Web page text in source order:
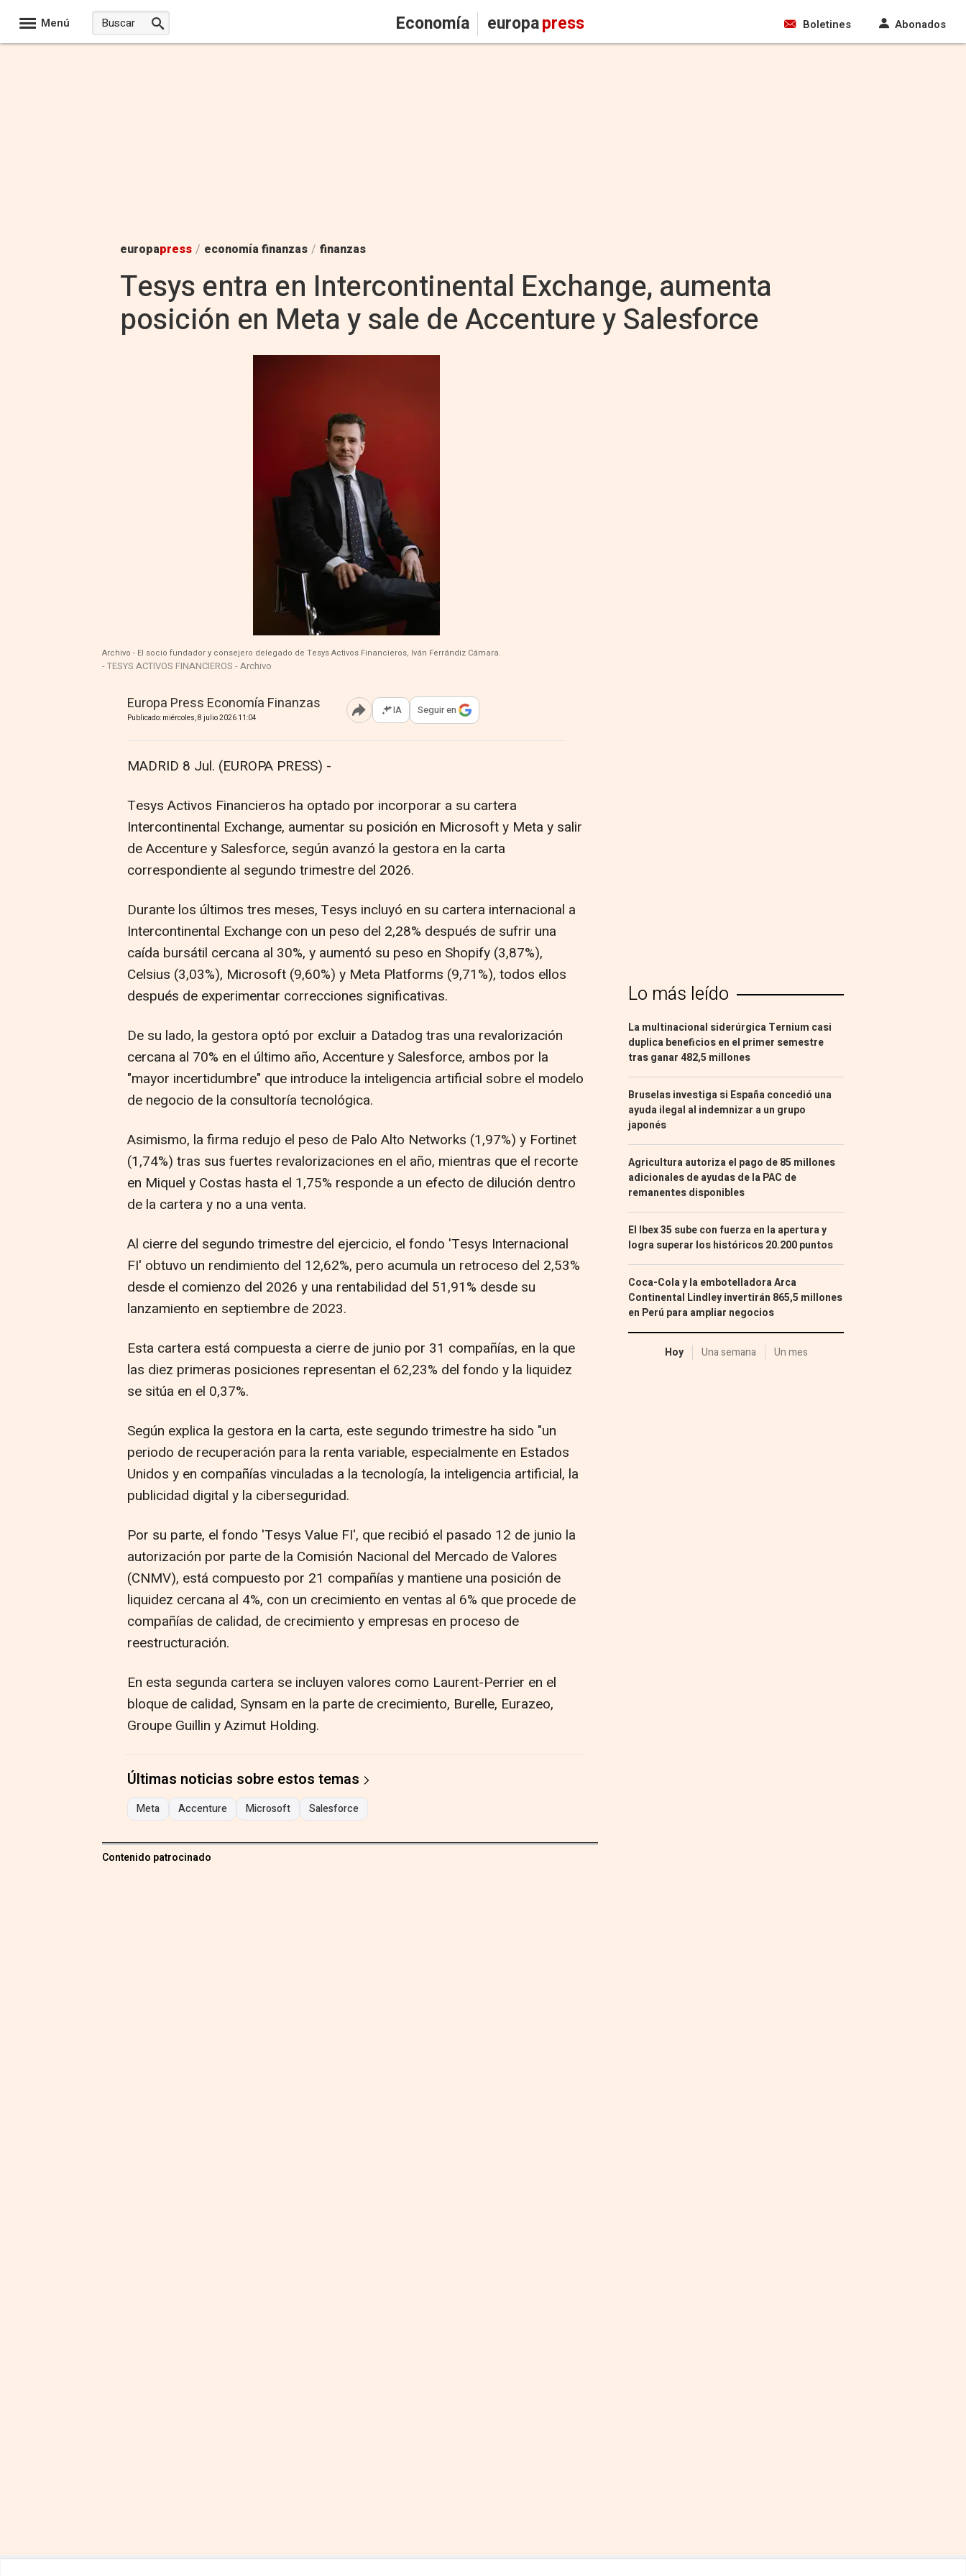
Menú Economía europapress Boletines Abonados
europapress / economía finanzas / finanzas
Tesys entra en Intercontinental Exchange, aumenta
posición en Meta y sale de Accenture y Salesforce
Archivo - El socio fundador y consejero delegado de Tesys Activos Financieros, Iván Ferrándiz Cámara.
- TESYS ACTIVOS FINANCIEROS - Archivo
Europa Press Economía Finanzas
Publicado: miércoles, 8 julio 2026 11:04 Abrir opciones para compartir
IA Seguir en
MADRID 8 Jul. (EUROPA PRESS) -
Tesys Activos Financieros ha optado por incorporar a su cartera
Intercontinental Exchange, aumentar su posición en Microsoft y Meta y salir
de Accenture y Salesforce, según avanzó la gestora en la carta
correspondiente al segundo trimestre del 2026.
Durante los últimos tres meses, Tesys incluyó en su cartera internacional a
Intercontinental Exchange con un peso del 2,28% después de sufrir una
caída bursátil cercana al 30%, y aumentó su peso en Shopify (3,87%),
Celsius (3,03%), Microsoft (9,60%) y Meta Platforms (9,71%), todos ellos
después de experimentar correcciones significativas.
De su lado, la gestora optó por excluir a Datadog tras una revalorización
cercana al 70% en el último año, Accenture y Salesforce, ambos por la
"mayor incertidumbre" que introduce la inteligencia artificial sobre el modelo
de negocio de la consultoría tecnológica.
Asimismo, la firma redujo el peso de Palo Alto Networks (1,97%) y Fortinet
(1,74%) tras sus fuertes revalorizaciones en el año, mientras que el recorte
en Miquel y Costas hasta el 1,75% responde a un efecto de dilución dentro
de la cartera y no a una venta.
Al cierre del segundo trimestre del ejercicio, el fondo 'Tesys Internacional
FI' obtuvo un rendimiento del 12,62%, pero acumula un retroceso del 2,53%
desde el comienzo del 2026 y una rentabilidad del 51,91% desde su
lanzamiento en septiembre de 2023.
Esta cartera está compuesta a cierre de junio por 31 compañías, en la que
las diez primeras posiciones representan el 62,23% del fondo y la liquidez
se sitúa en el 0,37%.
Según explica la gestora en la carta, este segundo trimestre ha sido "un
periodo de recuperación para la renta variable, especialmente en Estados
Unidos y en compañías vinculadas a la tecnología, la inteligencia artificial, la
publicidad digital y la ciberseguridad.
Por su parte, el fondo 'Tesys Value FI', que recibió el pasado 12 de junio la
autorización por parte de la Comisión Nacional del Mercado de Valores
(CNMV), está compuesto por 21 compañías y mantiene una posición de
liquidez cercana al 4%, con un crecimiento en ventas al 6% que procede de
compañías de calidad, de crecimiento y empresas en proceso de
reestructuración.
En esta segunda cartera se incluyen valores como Laurent-Perrier en el
bloque de calidad, Synsam en la parte de crecimiento, Burelle, Eurazeo,
Groupe Guillin y Azimut Holding.
Últimas noticias sobre estos temas
Meta Accenture Microsoft Salesforce
Contenido patrocinado
Lo más leído
La multinacional siderúrgica Ternium casi
duplica beneficios en el primer semestre
tras ganar 482,5 millones
Bruselas investiga si España concedió una
ayuda ilegal al indemnizar a un grupo
japonés
Agricultura autoriza el pago de 85 millones
adicionales de ayudas de la PAC de
remanentes disponibles
El Ibex 35 sube con fuerza en la apertura y
logra superar los históricos 20.200 puntos
Coca-Cola y la embotelladora Arca
Continental Lindley invertirán 865,5 millones
en Perú para ampliar negocios
Hoy Una semana Un mes